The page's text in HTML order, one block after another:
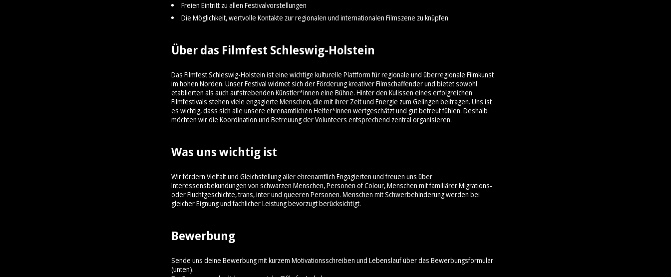
Freien Eintritt zu allen Festivalvorstellungen
Die Möglichkeit, wertvolle Kontakte zur regionalen und internationalen Filmszene zu knüpfen
Über das Filmfest Schleswig-Holstein
Das Filmfest Schleswig-Holstein ist eine wichtige kulturelle Plattform für regionale und überregionale Filmkunst
im hohen Norden. Unser Festival widmet sich der Förderung kreativer Filmschaffender und bietet sowohl
etablierten als auch aufstrebenden Künstler*innen eine Bühne. Hinter den Kulissen eines erfolgreichen
Filmfestivals stehen viele engagierte Menschen, die mit ihrer Zeit und Energie zum Gelingen beitragen. Uns ist
es wichtig, dass sich alle unsere ehrenamtlichen Helfer*innen wertgeschätzt und gut betreut fühlen. Deshalb
möchten wir die Koordination und Betreuung der Volunteers entsprechend zentral organisieren.
Was uns wichtig ist
Wir fördern Vielfalt und Gleichstellung aller ehrenamtlich Engagierten und freuen uns über
Interessensbekundungen von schwarzen Menschen, Personen of Colour, Menschen mit familiärer Migrations-
oder Fluchtgeschichte, trans, interund queeren Personen. Menschen mit Schwerbehinderung werden bei
gleicher Eignung und fachlicher Leistung bevorzugt berücksichtigt.
Bewerbung
Sende uns deine Bewerbung mit kurzem Motivationsschreiben und Lebenslauf über das Bewerbungsformular
(unten).